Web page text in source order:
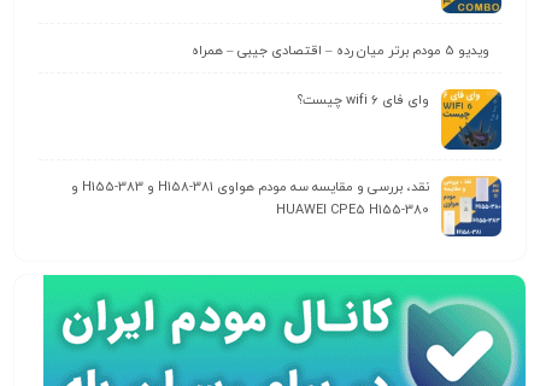
ویدیو 5 مودم برتر میان رده – اقتصادی جیبی – همراه
وای‌ فای wifi 6 چیست؟
نقد، بررسی و مقایسه سه مودم هواوی H158-381 و H155-383 و
HUAWEI CPE5 H155-380